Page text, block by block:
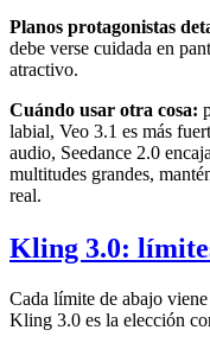
Planos protagonistas
debe verse cuidada en
atractivo.
Cuándo usar otra cosa:
labial, Veo 3.1 es más
audio, Seedance 2.0
multitudes grandes,
real.
Kling 3.0:
Cada límite de abajo
Kling 3.0 es la elección